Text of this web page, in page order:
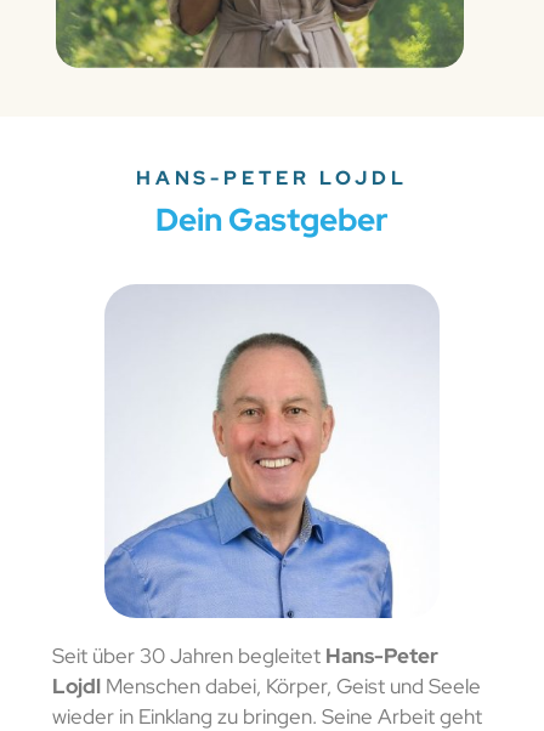
HANS-PETER LOJDL​
Dein Gastgeber
Seit über 30 Jahren begleitet Hans-Peter
LojdlMenschen dabei, Körper, Geist und Seele
wieder in Einklang zu bringen. Seine Arbeit geht